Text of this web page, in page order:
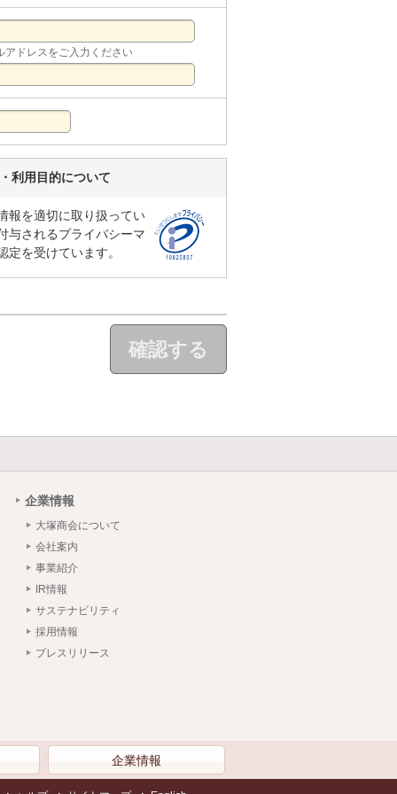
アドレスをご入力ください
利用目的について
報を適切に取り扱ってい
与されるプライバシーマ
定を受けています。
確認する
企業情報
大塚商会について
会社案内
事業紹介
IR情報
サステナビリティ
採用情報
プレスリリース
企業情報